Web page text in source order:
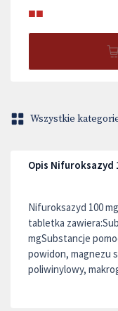
■■
Wszystkie
Opis Nifuroksazyd
Nifuroksazyd 100
tabletka
mgSubstancje
powidon, magnezu
poliwinylowy,